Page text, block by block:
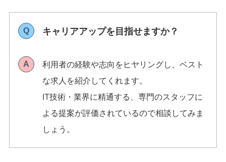
Q キャリアアップを目指せますか？
A
利用者の経験や志向をヒヤリングし、ベスト
な求人を紹介してくれます。
IT技術・業界に精通する、専門のスタッフに
よる提案が評価されているので相談してみま
しょう。